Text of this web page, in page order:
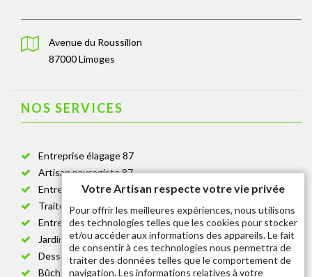
Avenue du Roussillon
87000 Limoges
NOS SERVICES
Entreprise élagage 87
Artisan paysagiste 87
Entreprise de jardinage 87
Traitement anti-chenille 87
Entreprise abattage arbre 87
Jardinier taille de haie 87
Dessouchage arbre et haie 87
Bûcheron 87
Votre Artisan respecte votre vie privée
Pour offrir les meilleures expériences, nous utilisons
des technologies telles que les cookies pour stocker
et/ou accéder aux informations des appareils. Le fait
de consentir à ces technologies nous permettra de
traiter des données telles que le comportement de
navigation. Les informations relatives à votre